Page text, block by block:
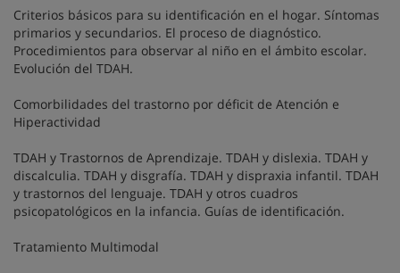
Criterios básicos para su identificación en el hogar. Síntomas
primarios y secundarios. El proceso de diagnóstico.
Procedimientos para observar al niño en el ámbito escolar.
Evolución del TDAH.
Comorbilidades del trastorno por déficit de Atención e
Hiperactividad
TDAH y Trastornos de Aprendizaje. TDAH y dislexia. TDAH y
discalculia. TDAH y disgrafía. TDAH y dispraxia infantil. TDAH
y trastornos del lenguaje. TDAH y otros cuadros
psicopatológicos en la infancia. Guías de identificación.
Tratamiento Multimodal